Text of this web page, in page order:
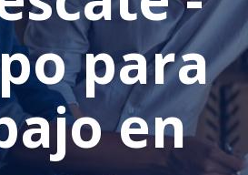
para
en